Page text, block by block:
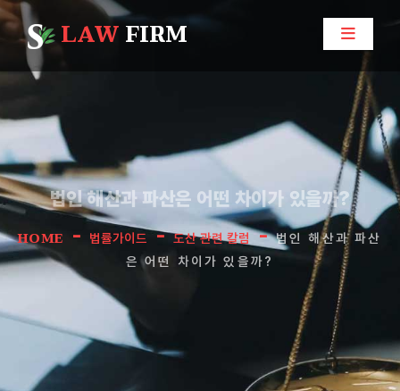
LAWFIRM
법인 해산과 파산은 어떤 차이가 있을까?
HOME - 법률가이드-도산 관련 칼럼-법인 해산과 파산
은 어떤 차이가 있을까?